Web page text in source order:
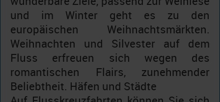
und im Winter geht es zu den
europäischen Weihnachtsmärkten.
Weihnachten und Silvester auf dem
Fluss erfreuen sich wegen des
romantischen Flairs, zunehmender
Beliebtheit. Häfen und Städte